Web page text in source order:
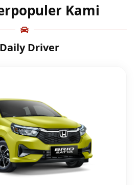
Kami
Driver